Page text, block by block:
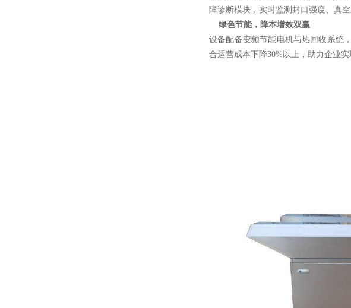
障诊断模块，实时监测封口强度、真
绿色节能，降本增效双赢
设备配备变频节能电机与热回收系统
合运营成本下降30%以上，助力企业实